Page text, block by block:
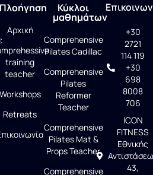
Πλοήγηση
Αρχική
training
teacher
Workshops
Retreats
Κύκλοι
μαθημάτων
Comprehensive
Pilates Cadillac
Comprehensive
Pilates
Reformer
Teacher
Comprehensive
Pilates Mat &
Props Teacher
Comprehensive
+30
2721
114 119
+30
698
8008
706
ICON
FITNESS
Εθνικής
43,